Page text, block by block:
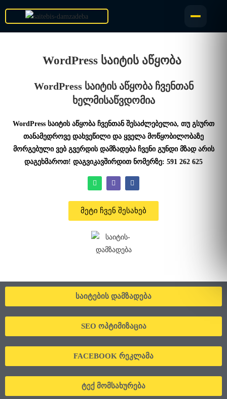
WordPress საიტის აწყობა
WordPress საიტის აწყობა ჩვენთან
ხელმისაწვდომია
WordPress საიტის აწყობა ჩვენთან შესაძლებელია, თუ გსურთ
თანამედროვე დახვეწილი და ყველა მოწყობილობაზე
მორგებული ვებ გვერდის დამზადება ჩვენი გუნდი მზად არის
დაგეხმაროთ! დაგვიკავშირდით ნომერზე: 591 262 625
მეტი ჩვენ შესახებ
საიტების დამზადება
SEO ოპტიმიზაცია
FACEBOOK რეკლამა
ტექ მომსახურება